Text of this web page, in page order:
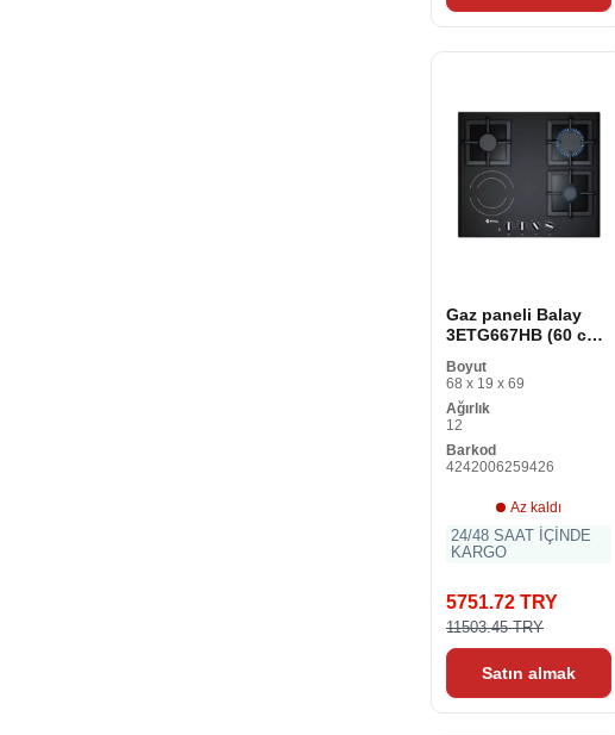
Gaz paneli Balay
3ETG667HB (60 cm)
Boyut
68 x 19 x 69
Ağırlık
12
Barkod
4242006259426
Az kaldı
24/48 SAAT İÇİNDE
KARGO
5751.72 TRY
11503.45 TRY
Satın almak